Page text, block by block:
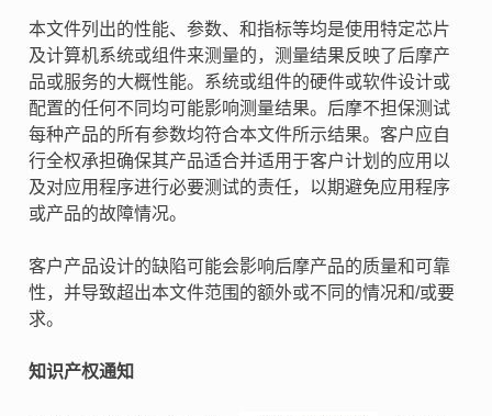
本文件列出的性能、参数、和指标等均是使用特定芯片
及计算机系统或组件来测量的，测量结果反映了后摩产
品或服务的大概性能。系统或组件的硬件或软件设计或
配置的任何不同均可能影响测量结果。后摩不担保测试
每种产品的所有参数均符合本文件所示结果。客户应自
行全权承担确保其产品适合并适用于客户计划的应用以
及对应用程序进行必要测试的责任，以期避免应用程序
或产品的故障情况。
客户产品设计的缺陷可能会影响后摩产品的质量和可靠
性，并导致超出本文件范围的额外或不同的情况和/或要
求。
知识产权通知